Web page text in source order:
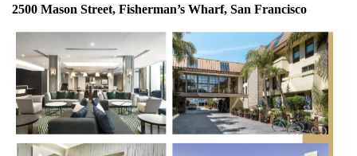
2500 Mason Street, Fisherman’s Wharf, San Francisco